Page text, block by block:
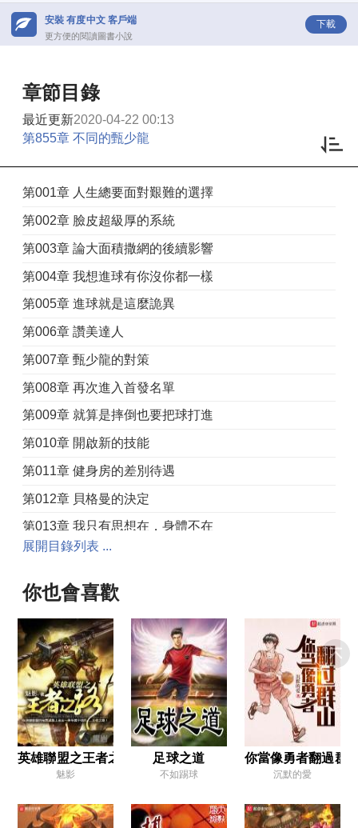
安裝 有度中文 客戶端
更方便的閱讀圖書小說
下載
章節目錄
最近更新2020-04-22 00:13
第855章 不同的甄少龍
第001章 人生總要面對艱難的選擇
第002章 臉皮超級厚的系統
第003章 論大面積撒網的後續影響
第004章 我想進球有你沒你都一樣
第005章 進球就是這麼詭異
第006章 讚美達人
第007章 甄少龍的對策
第008章 再次進入首發名單
第009章 就算是摔倒也要把球打進
第010章 開啟新的技能
第011章 健身房的差別待遇
第012章 貝格曼的決定
第013章 我只有思想在，身體不在
第014章 年輕人，你很誠實！
第015章 孤軍奮戰的英雄
第017章 正人君子的表態
第018章 去真正的聖保利
第019章 十三號球衣
第020章 我加入是你們的榮幸
第021章 新人入隊儀式
第022章 娃娃臉的女孩
第023章 糾結矛盾的心裡
展開目錄列表 ...
你也會喜歡
英雄聯盟之王者之路
魅影
足球之道
不如踢球
你當像勇者翻過群
沉默的愛